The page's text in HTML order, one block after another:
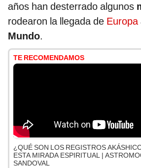
años han desterrado algunos
rodearon la llegada de Europa
Mundo.
TE RECOMENDAMOS
¿QUÉ SON LOS REGISTROS
ESTA MIRADA ESPIRITUAL |
SANDOVAL